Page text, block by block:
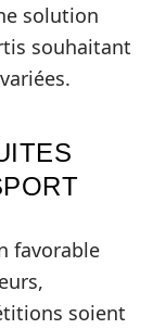
solution
souhaitant
favorable
soient